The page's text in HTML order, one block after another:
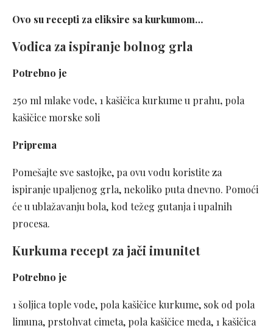
Ovo su recepti za eliksire sa kurkumom…
Vodica za ispiranje bolnog grla
Potrebno je
250 ml mlake vode, 1 kašičica kurkume u prahu, pola
kašičice morske soli
Priprema
Pomešajte sve sastojke, pa ovu vodu koristite za
ispiranje upaljenog grla, nekoliko puta dnevno. Pomoći
će u ublažavanju bola, kod težeg gutanja i upalnih
procesa.
Kurkuma recept za jači imunitet
Potrebno je
1 šoljica tople vode, pola kašičice kurkume, sok od pola
limuna, prstohvat cimeta, pola kašičice meda, 1 kašičica